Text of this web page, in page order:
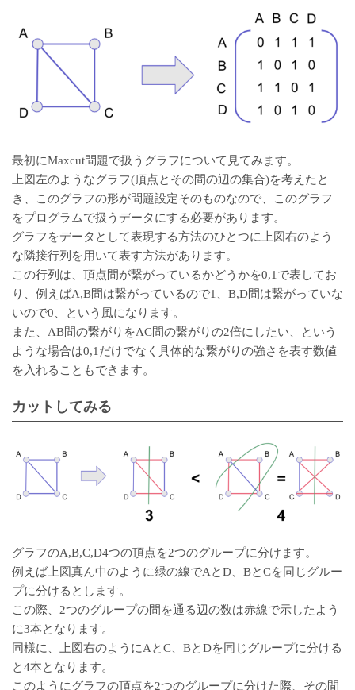
最初にMaxcut問題で扱うグラフについて見てみます。
上図左のようなグラフ(頂点とその間の辺の集合)を考えたと
き、このグラフの形が問題設定そのものなので、このグラフ
をプログラムで扱うデータにする必要があります。
グラフをデータとして表現する方法のひとつに上図右のよう
な隣接行列を用いて表す方法があります。
この行列は、頂点間が繋がっているかどうかを0,1で表してお
り、例えばA,B間は繋がっているので1、B,D間は繋がっていな
いので0、という風になります。
また、AB間の繋がりをAC間の繋がりの2倍にしたい、という
ような場合は0,1だけでなく具体的な繋がりの強さを表す数値
を入れることもできます。
カットしてみる
グラフのA,B,C,D4つの頂点を2つのグループに分けます。
例えば上図真ん中のように緑の線でAとD、BとCを同じグルー
プに分けるとします。
この際、2つのグループの間を通る辺の数は赤線で示したよう
に3本となります。
同様に、上図右のようにAとC、BとDを同じグループに分ける
と4本となります。
このようにグラフの頂点を2つのグループに分けた際、その間